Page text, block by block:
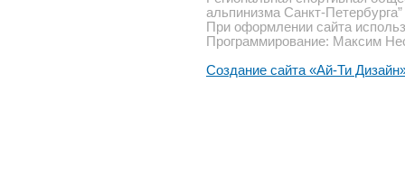
альпинизма Санкт-Петербурга”
При оформлении сайта
Программирование: Максим
Создание сайта «Ай-Ти